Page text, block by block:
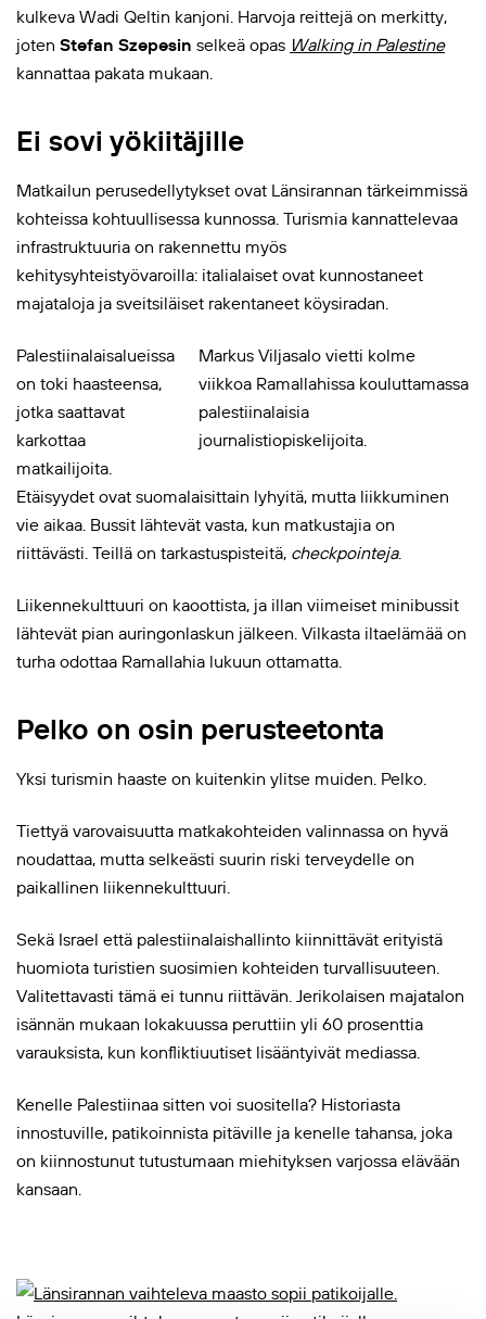
kulkeva Wadi Qeltin kanjoni. Harvoja reittejä on merkitty,
joten Stefan Szepesin selkeä opas Walking in Palestine
kannattaa pakata mukaan.
Ei sovi yökiitäjille
Matkailun perusedellytykset ovat Länsirannan tärkeimmissä
kohteissa kohtuullisessa kunnossa. Turismia kannattelevaa
infrastruktuuria on rakennettu myös
kehitysyhteistyövaroilla: italialaiset ovat kunnostaneet
majataloja ja sveitsiläiset rakentaneet köysiradan.
Markus Viljasalo vietti kolme
viikkoa Ramallahissa kouluttamassa
palestiinalaisia
journalistiopiskelijoita.
Palestiinalaisalueissa
on toki haasteensa,
jotka saattavat
karkottaa
matkailijoita.
Etäisyydet ovat suomalaisittain lyhyitä, mutta liikkuminen
vie aikaa. Bussit lähtevät vasta, kun matkustajia on
riittävästi. Teillä on tarkastuspisteitä, checkpointeja.
Liikennekulttuuri on kaoottista, ja illan viimeiset minibussit
lähtevät pian auringonlaskun jälkeen. Vilkasta iltaelämää on
turha odottaa Ramallahia lukuun ottamatta.
Pelko on osin perusteetonta
Yksi turismin haaste on kuitenkin ylitse muiden. Pelko.
Tiettyä varovaisuutta matkakohteiden valinnassa on hyvä
noudattaa, mutta selkeästi suurin riski terveydelle on
paikallinen liikennekulttuuri.
Sekä Israel että palestiinalaishallinto kiinnittävät erityistä
huomiota turistien suosimien kohteiden turvallisuuteen.
Valitettavasti tämä ei tunnu riittävän. Jerikolaisen majatalon
isännän mukaan lokakuussa peruttiin yli 60 prosenttia
varauksista, kun konfliktiuutiset lisääntyivät mediassa.
Kenelle Palestiinaa sitten voi suositella? Historiasta
innostuville, patikoinnista pitäville ja kenelle tahansa, joka
on kiinnostunut tutustumaan miehityksen varjossa elävään
kansaan.